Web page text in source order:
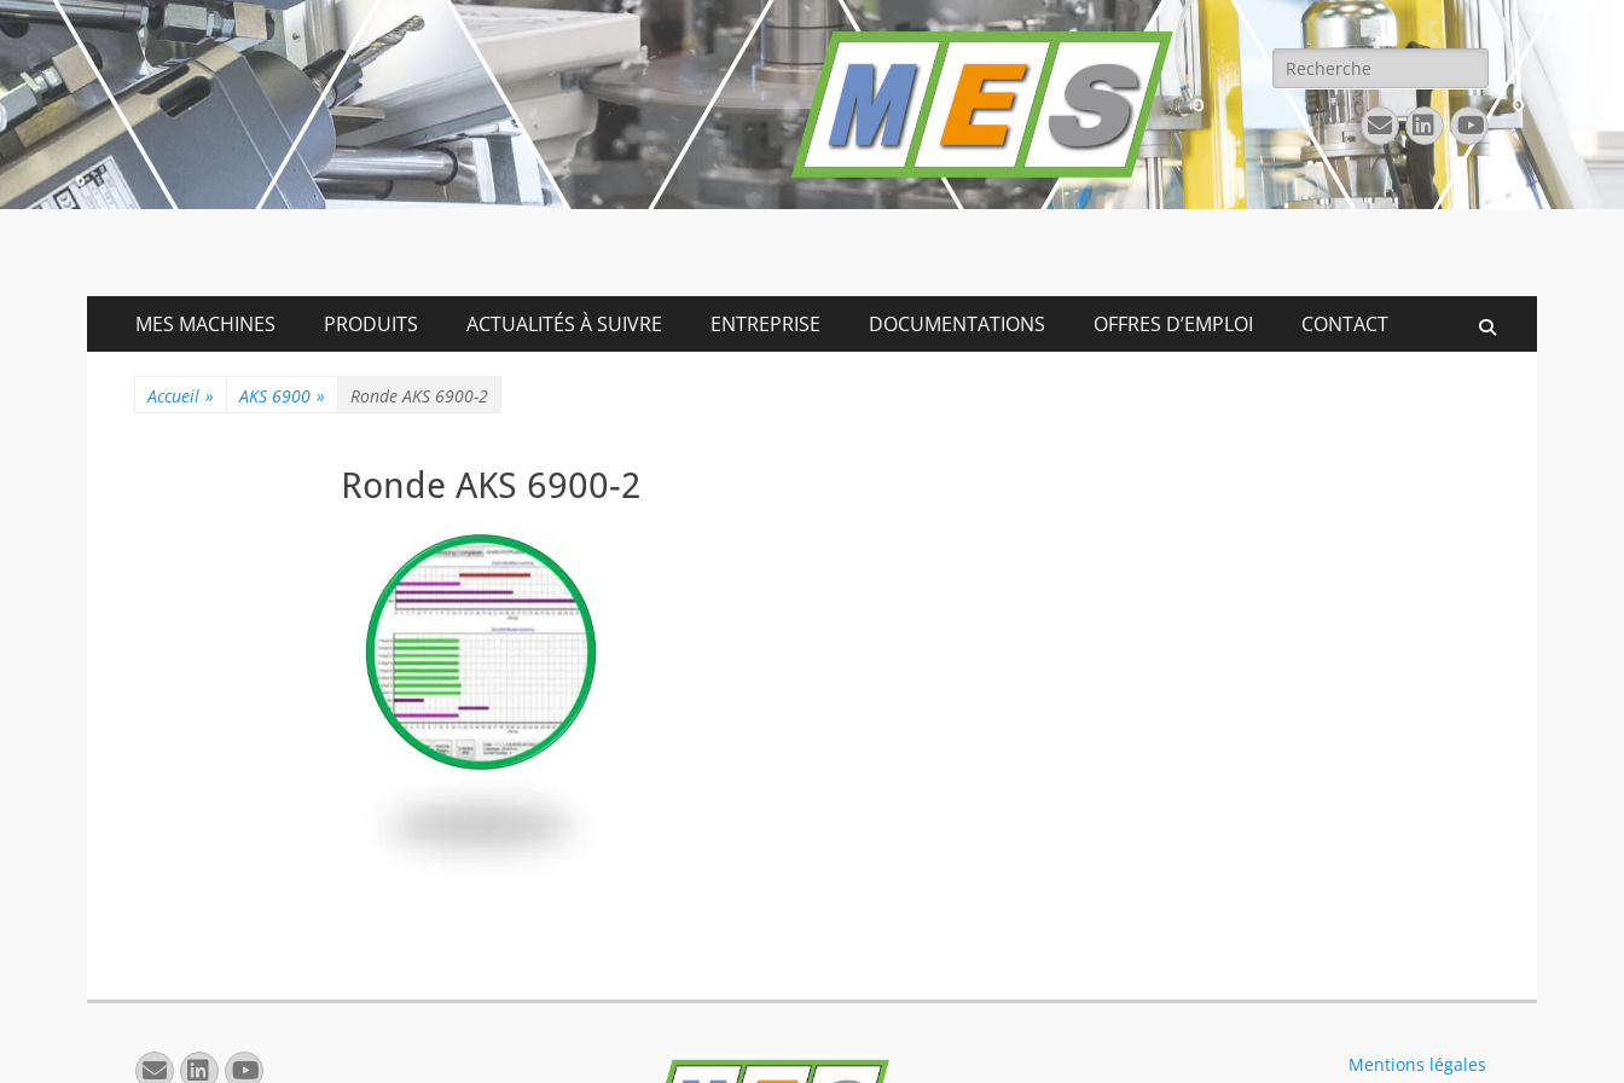
Rechercher :
E-
mail
Linkedin
YouTube
Menu
principal
MES MACHINES PRODUITS ACTUALITÉS À SUIVRE ENTREPRISE DOCUMENTATIONS OFFRES D’EMPLOI CONTACT
Accueil » AKS 6900 » Ronde AKS 6900-2
Ronde AKS 6900-2
E-
Linkedin
YouTube Mentions légales